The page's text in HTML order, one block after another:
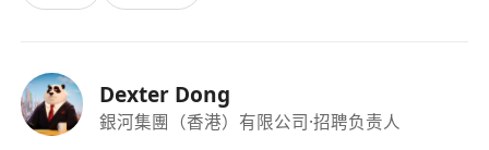
Dexter Dong
銀河集團（香港）有限公司·招聘负责人